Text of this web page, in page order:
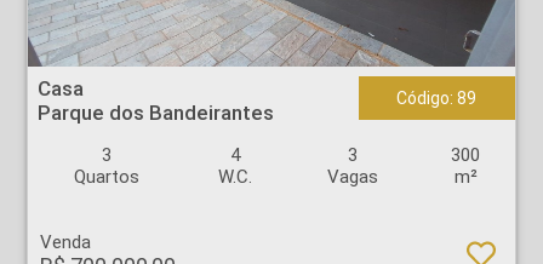
Casa - Parque dos Bandeirantes - Ribeirão Preto
Casa
Parque dos Bandeirantes
Código: 89
3
Quartos
4
W.C.
3
Vagas
300
m²
Venda